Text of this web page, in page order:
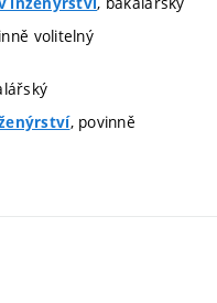
volitelný
, povinně